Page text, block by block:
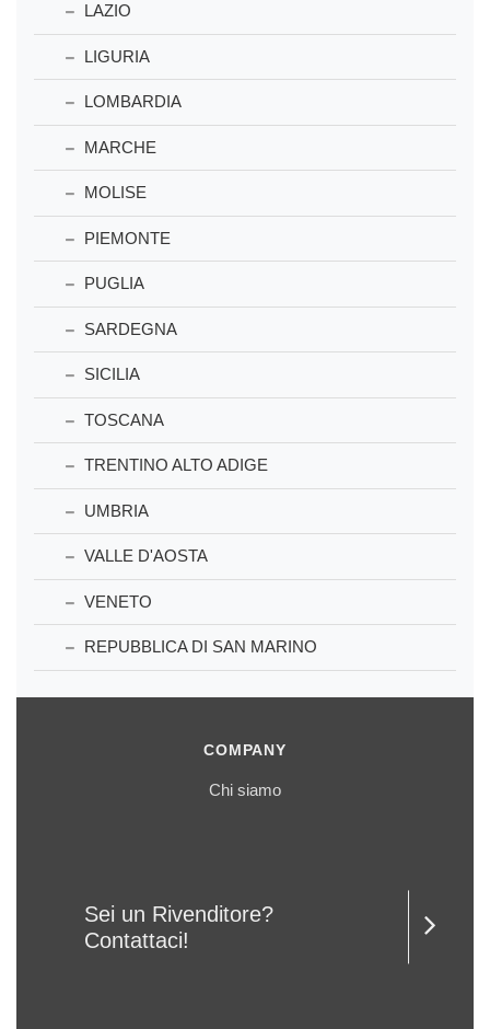
LAZIO
LIGURIA
LOMBARDIA
MARCHE
MOLISE
PIEMONTE
PUGLIA
SARDEGNA
SICILIA
TOSCANA
TRENTINO ALTO ADIGE
UMBRIA
VALLE D'AOSTA
VENETO
REPUBBLICA DI SAN MARINO
COMPANY
Chi siamo
Sei un Rivenditore?
Contattaci!